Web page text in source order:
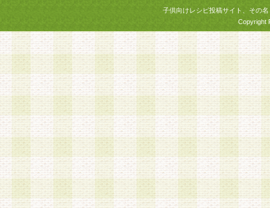
子供向けレシピ投稿サイト、その
Copyright